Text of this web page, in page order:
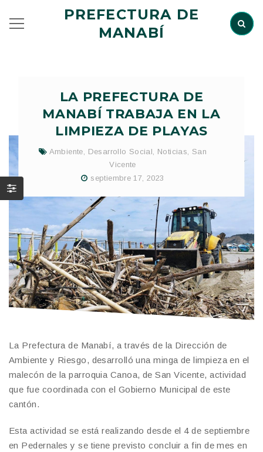
PREFECTURA DE
MANABÍ
LA PREFECTURA DE
MANABÍ TRABAJA EN LA
LIMPIEZA DE PLAYAS
Ambiente, Desarrollo Social, Noticias, San
Vicente
septiembre 17, 2023
La Prefectura de Manabí, a través de la Dirección de
Ambiente y Riesgo, desarrolló una minga de limpieza en el
malecón de la parroquia Canoa, de San Vicente, actividad
que fue coordinada con el Gobierno Municipal de este
cantón.
Esta actividad se está realizando desde el 4 de septiembre
en Pedernales y se tiene previsto concluir a fin de mes en